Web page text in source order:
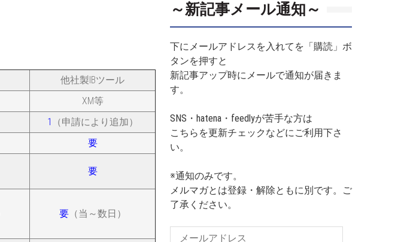
他社製IBツール
XM等
1
（申請により追加）
要
要
要（当～数日）
～新記事メール通知～
下にメールアドレスを入れてを「購読」ボ
タンを押すと
新記事アップ時にメールで通知が届きま
す。
SNS・hatena・feedlyが苦手な方は
こちらを更新チェックなどにご利用下さ
い。
※通知のみです。
メルマガとは登録・解除ともに別です。ご
了承ください。